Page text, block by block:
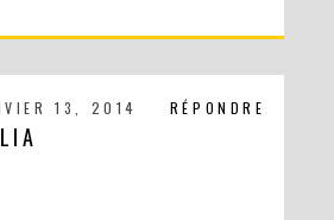
RÉPONDRE
13, 2014